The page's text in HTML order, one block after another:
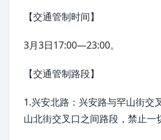
【交通管制时间】
3月3日17:00—23:00。
【交通管制路段】
1.兴安北路：兴安路与罕山街交
山北街交叉口之间路段，禁止一